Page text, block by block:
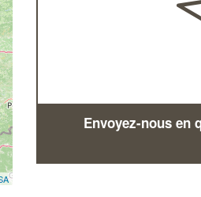
Envoyez-nous en